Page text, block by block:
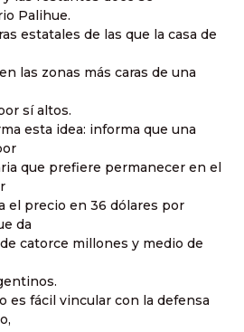
Palihue.
estatales de las que la casa de
las zonas más caras de una
sí altos.
esta idea: informa que una
que prefiere permanecer en el
el precio en 36 dólares por
da
catorce millones y medio de
es fácil vincular con la defensa